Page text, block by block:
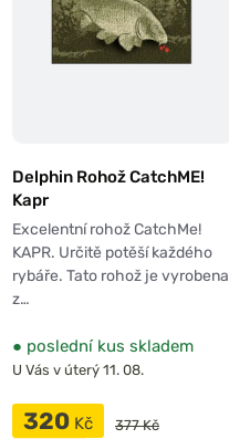
Delphin Rohož CatchME!
Kapr
Excelentní rohož CatchMe!
KAPR. Určitě potěší každého
rybáře. Tato rohož je vyrobena
z…
● poslední kus skladem
U Vás v úterý 11. 08.
320 Kč 377 Kč